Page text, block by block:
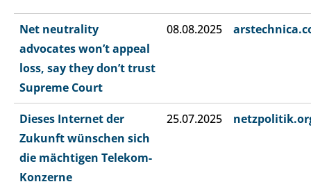
Net neutrality
advocates won’t appeal
loss, say they don’t trust
Supreme Court
08.08.2025
Dieses Internet der
Zukunft wünschen sich
die mächtigen Telekom-
Konzerne
25.07.2025